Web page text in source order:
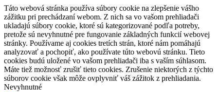
Táto webová stránka používa súbory cookie na zlepšenie vášho
zážitku pri prechádzaní webom. Z nich sa vo vašom prehliadači
ukladajú súbory cookie, ktoré sú kategorizované podľa potreby,
pretože sú nevyhnutné pre fungovanie základných funkcií webovej
stránky. Používame aj cookies tretích strán, ktoré nám pomáhajú
analyzovať a pochopiť, ako používate túto webovú stránku. Tieto
cookies budú uložené vo vašom prehliadači iba s vaším súhlasom.
Máte tiež možnosť zrušiť tieto cookies. Zrušenie niektorých z týchto
súborov cookie však môže ovplyvniť váš zážitok z prehliadania.
Nevyhnutné